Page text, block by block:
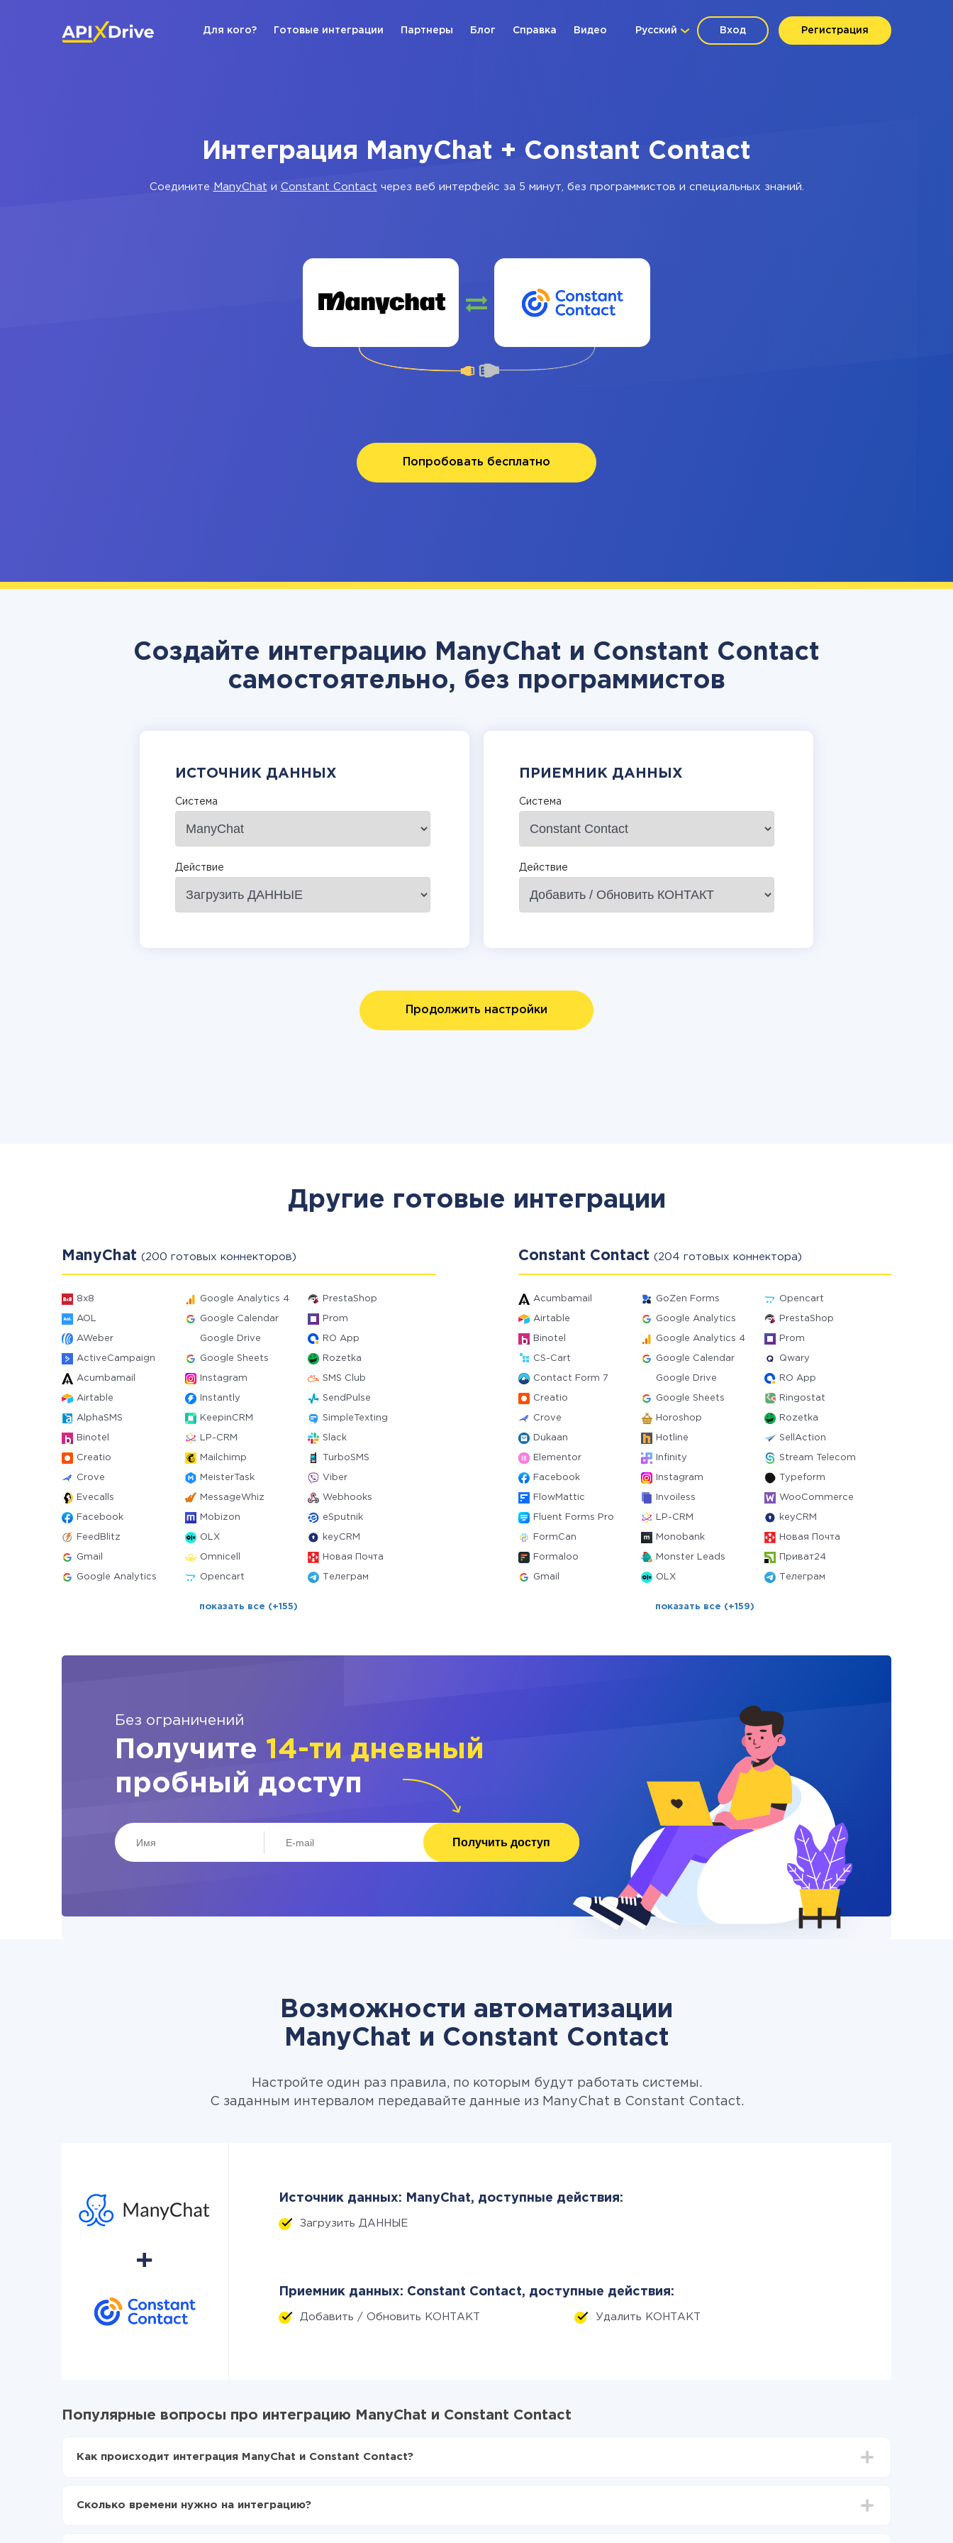
Вход Регистрация
Русский
Для кого? Готовые интеграции Партнеры Блог Справка Видео
Интеграция ManyChat + Constant Contact
Соедините ManyChat и Constant Contact через веб интерфейс за 5 минут, без программистов и специальных знаний.
Попробовать бесплатно
Создайте интеграцию ManyChat и Constant Contact
самостоятельно, без программистов
ИСТОЧНИК ДАННЫХ
Система
Действие
ПРИЕМНИК ДАННЫХ
Система
Действие
Продолжить настройки
Другие готовые интеграции
ManyChat (200 готовых коннекторов)
8x8 Google Analytics 4 PrestaShop
AOL Google Calendar Prom
AWeber Google Drive RO App
ActiveCampaign Google Sheets Rozetka
Acumbamail Instagram SMS Club
Airtable Instantly SendPulse
AlphaSMS KeepinCRM SimpleTexting
Binotel LP-CRM Slack
Creatio Mailchimp TurboSMS
Crove MeisterTask Viber
Evecalls MessageWhiz Webhooks
Facebook Mobizon eSputnik
FeedBlitz OLX keyCRM
Gmail Omnicell Новая Почта
Google Analytics Opencart Телеграм
показать все (+155)
Constant Contact (204 готовых коннектора)
Acumbamail GoZen Forms Opencart
Airtable Google Analytics PrestaShop
Binotel Google Analytics 4 Prom
CS-Cart Google Calendar Qwary
Contact Form 7 Google Drive RO App
Creatio Google Sheets Ringostat
Crove Horoshop Rozetka
Dukaan Hotline SellAction
Elementor Infinity Stream Telecom
Facebook Instagram Typeform
FlowMattic Invoiless WooCommerce
Fluent Forms Pro LP-CRM keyCRM
FormCan Monobank Новая Почта
Formaloo Monster Leads Приват24
Gmail OLX Телеграм
показать все (+159)
Без ограничений
Получите 14-ти дневный
пробный доступ
Получить доступ
Возможности автоматизации
ManyChat и Constant Contact
Настройте один раз правила, по которым будут работать системы.
С заданным интервалом передавайте данные из ManyChat в Constant Contact.
Источник данных: ManyChat, доступные действия:
Загрузить ДАННЫЕ
Приемник данных: Constant Contact, доступные действия:
Добавить / Обновить КОНТАКТ Удалить КОНТАКТ
Популярные вопросы про интеграцию ManyChat и Constant Contact
Как происходит интеграция ManyChat и Constant Contact?
Включаете автообновление
Сколько времени нужно на интеграцию?